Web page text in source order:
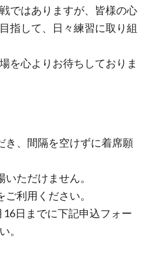
ではありますが、皆様の心
指して、日々練習に取り組
を心よりお待ちしておりま
き、間隔を空けずに着席願
ただけません。
利用ください。
日までに下記申込フォー
。